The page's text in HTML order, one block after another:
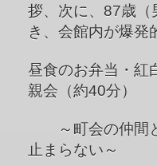
拶、次に、87歳（
き、会館内が爆発
昼食のお弁当・紅
親会（約40分）
～町会の仲間
止まらない～